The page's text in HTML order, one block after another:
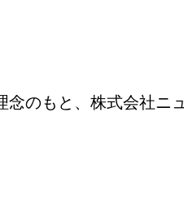
のもと、株式会社ニュ